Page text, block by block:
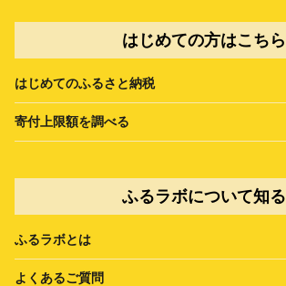
はじめての方はこちら
はじめてのふるさと納税
寄付上限額を調べる
ふるラボについて知る
ふるラボとは
よくあるご質問